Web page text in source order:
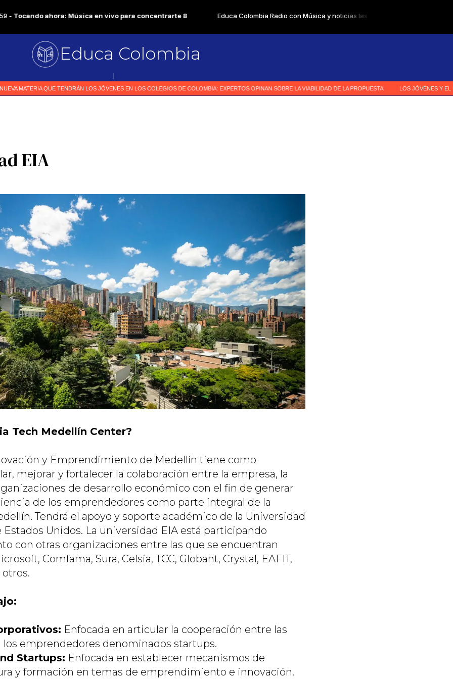
Educa Colombia
EIA
Tech Medellín Center?
y Emprendimiento de Medellín tiene como
mejorar y fortalecer la colaboración entre la empresa, la
de desarrollo económico con el fin de generar
de los emprendedores como parte integral de la
Tendrá el apoyo y soporte académico de la Universidad
Estados Unidos. La universidad EIA está participando
con otras organizaciones entre las que se encuentran
Comfama, Sura, Celsia, TCC, Globant, Crystal, EAFIT,
otros.
Enfocada en articular la cooperación entre las
los emprendedores denominados startups.
Startups: Enfocada en establecer mecanismos de
y formación en temas de emprendimiento e innovación.